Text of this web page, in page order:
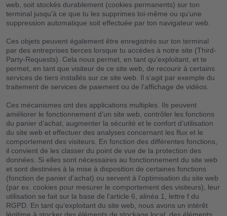
web, soit stockés durablement (cookies permanents) sur ton
terminal jusqu’à ce que tu les supprimes toi-même ou qu’une
suppression automatique soit effectuée par ton navigateur web.
Ces objets peuvent également être enregistrés sur ton terminal
par des entreprises tierces lorsque tu accèdes à notre site (Third-
Party-Requests). Cela nous permet, en tant qu’exploitant, et te
permet, en tant que visiteur de ce site web, de recourir à certains
services de tiers installés sur ce site web. Il s’agit par exemple du
traitement de services de paiement ou de l’affichage de vidéos.
Ces mécanismes ont des applications multiples. Ils peuvent
améliorer le fonctionnement d’un site web, contrôler les fonctions
du panier d’achat, augmenter la sécurité et le confort d’utilisation
du site web et effectuer des analyses concernant les flux et le
comportement des visiteurs. En fonction des différentes fonctions,
il convient de les classer du point de vue de la protection des
données. Si elles sont nécessaires au fonctionnement du site web
et sont destinées à la mise à disposition de certaines fonctions
(fonction de panier d’achat) ou servent à l’optimisation du site web
(par ex. cookies pour mesurer le comportement des visiteurs), leur
utilisation se fait sur la base de l’article 6, alinéa 1, lettre f du
RGPD. En tant qu’exploitant du site web, nous avons un intérêt